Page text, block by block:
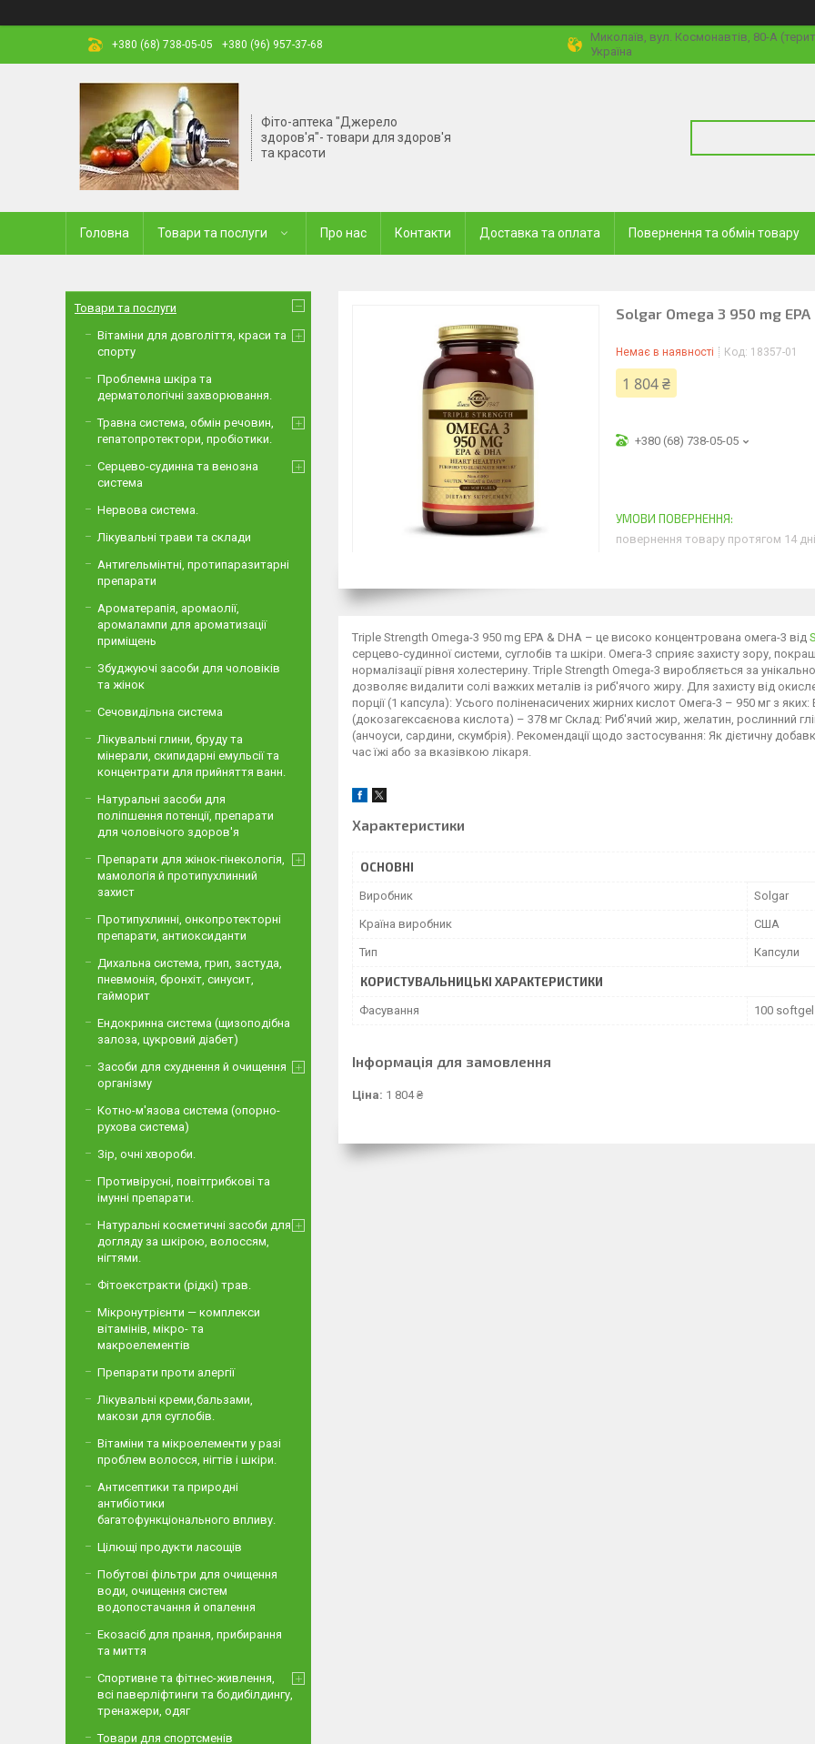
+380 (68) 738-05-05 +380 (96) 957-37-68
Миколаїв, вул. Космонавтів, 80-А
Україна
Фіто-аптека "Джерело
здоров'я"- товари для здоров'я
та красоти
Головна Товари та послуги Про нас Контакти Доставка та оплата Повернення та обмін товару
Solgar Omega 3 950 mg
Немає в наявності Код: 18357-01
1 804 ₴
+380 (68) 738-05-05
повернення товару протягом 14
Triple Strength Omega-3 950 mg EPA & DHA – це високо концентрована омега-3 від
серцево-судинної системи, суглобів та шкіри. Омега-3 сприяє захисту зору,
нормалізації рівня холестерину. Triple Strength Omega-3 виробляється за
дозволяє видалити солі важких металів із риб'ячого жиру. Для захисту від
порції (1 капсула): Усього поліненасичених жирних кислот Омега-3 – 950 мг з
(докозагексаєнова кислота) – 378 мг Склад: Риб'ячий жир, желатин, рослинний
(анчоуси, сардини, скумбрія). Рекомендації щодо застосування: Як дієтичну
час їжі або за вказівкою лікаря.
Характеристики
ОСНОВНІ
Виробник Solgar
Країна виробник США
Тип Капсули
КОРИСТУВАЛЬНИЦЬКІ ХАРАКТЕРИСТИКИ
Фасування 100
Інформація для замовлення
Ціна: 1 804 ₴
Товари та послуги
Вітаміни для довголіття, краси та
спорту
Проблемна шкіра та
дерматологічні захворювання.
Травна система, обмін речовин,
гепатопротектори, пробіотики.
Серцево-судинна та венозна
система
Нервова система.
Лікувальні трави та склади
Антигельмінтні, протипаразитарні
препарати
Ароматерапія, аромаолії,
аромалампи для ароматизації
приміщень
Збуджуючі засоби для чоловіків
та жінок
Сечовидільна система
Лікувальні глини, бруду та
мінерали, скипидарні емульсії та
концентрати для прийняття ванн.
Натуральні засоби для
поліпшення потенції, препарати
для чоловічого здоров'я
Препарати для жінок-гінекологія,
мамологія й протипухлинний
захист
Протипухлинні, онкопротекторні
препарати, антиоксиданти
Дихальна система, грип, застуда,
пневмонія, бронхіт, синусит,
гайморит
Ендокринна система (щизоподібна
залоза, цукровий діабет)
Засоби для схуднення й очищення
організму
Котно-м'язова система (опорно-
рухова система)
Зір, очні хвороби.
Противірусні, повітгрибкові та
імунні препарати.
Натуральні косметичні засоби для
догляду за шкірою, волоссям,
нігтями.
Фітоекстракти (рідкі) трав.
Мікронутрієнти — комплекси
вітамінів, мікро- та
макроелементів
Препарати проти алергії
Лікувальні креми,бальзами,
макози для суглобів.
Вітаміни та мікроелементи у разі
проблем волосся, нігтів і шкіри.
Антисептики та природні
антибіотики
багатофункціонального впливу.
Цілющі продукти ласощів
Побутові фільтри для очищення
води, очищення систем
водопостачання й опалення
Екозасіб для прання, прибирання
та миття
Спортивне та фітнес-живлення,
всі паверліфтинги та бодибілдингу,
тренажери, одяг
Товари для спортсменів